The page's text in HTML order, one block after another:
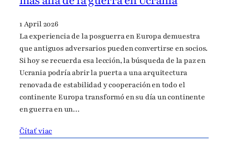
1 April 2026
La experiencia de la posguerra en Europa demuestra
que antiguos adversarios pueden convertirse en socios.
Si hoy se recuerda esa lección, la búsqueda de la paz en
Ucrania podría abrir la puerta a una arquitectura
renovada de estabilidad y cooperación en todo el
continente Europa transformó en su día un continente
en guerra en un…
Čítať viac